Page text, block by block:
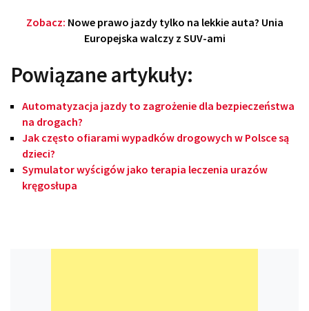
Zobacz: Nowe prawo jazdy tylko na lekkie auta? Unia
Europejska walczy z SUV-ami
Powiązane artykuły:
Automatyzacja jazdy to zagrożenie dla bezpieczeństwa
na drogach?
Jak często ofiarami wypadków drogowych w Polsce są
dzieci?
Symulator wyścigów jako terapia leczenia urazów
kręgosłupa